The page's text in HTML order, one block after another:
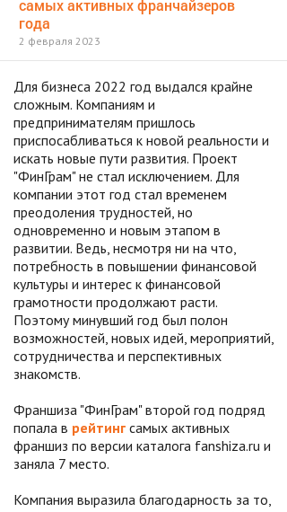
самых активных франчайзеров
года
2 февраля 2023
Для бизнеса 2022 год выдался крайне
сложным. Компаниям и
предпринимателям пришлось
приспосабливаться к новой реальности и
искать новые пути развития. Проект
"ФинГрам" не стал исключением. Для
компании этот год стал временем
преодоления трудностей, но
одновременно и новым этапом в
развитии. Ведь, несмотря ни на что,
потребность в повышении финансовой
культуры и интерес к финансовой
грамотности продолжают расти.
Поэтому минувший год был полон
возможностей, новых идей, мероприятий,
сотрудничества и перспективных
знакомств.
Франшиза "ФинГрам" второй год подряд
попала в рейтинг самых активных
франшиз по версии каталога fanshiza.ru и
заняла 7 место.
Компания выразила благодарность за то,